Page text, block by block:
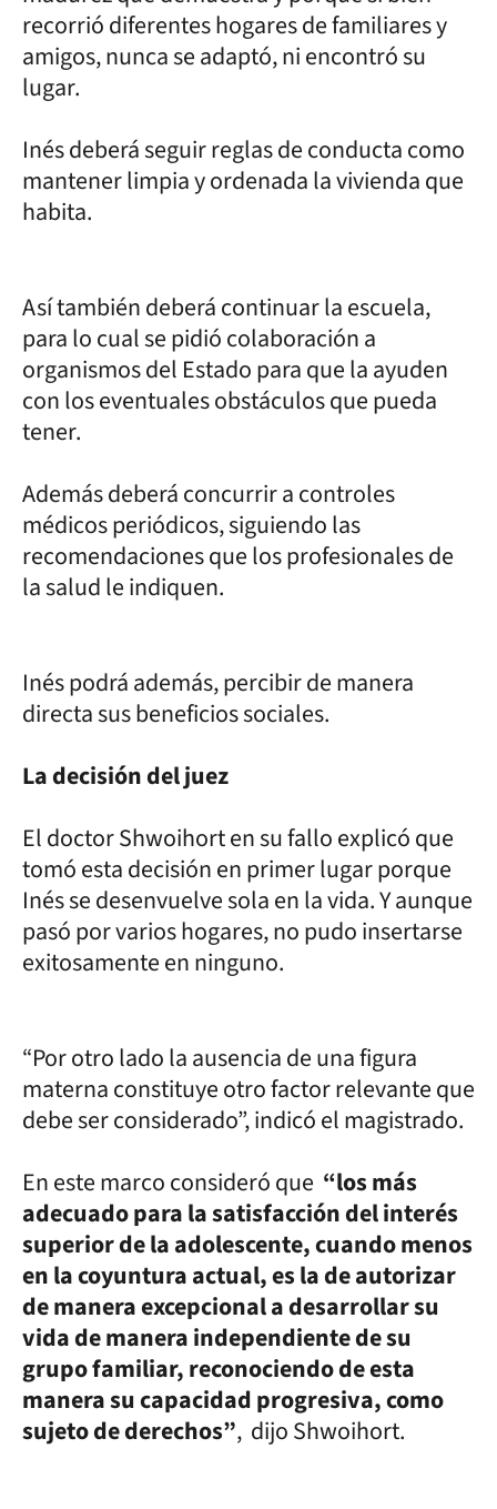
recorrió diferentes hogares de familiares y
amigos, nunca se adaptó, ni encontró su
lugar.
Inés deberá seguir reglas de conducta como
mantener limpia y ordenada la vivienda que
habita.
Así también deberá continuar la escuela,
para lo cual se pidió colaboración a
organismos del Estado para que la ayuden
con los eventuales obstáculos que pueda
tener.
Además deberá concurrir a controles
médicos periódicos, siguiendo las
recomendaciones que los profesionales de
la salud le indiquen.
Inés podrá además, percibir de manera
directa sus beneficios sociales.
La decisión del juez
El doctor Shwoihort en su fallo explicó que
tomó esta decisión en primer lugar porque
Inés se desenvuelve sola en la vida. Y aunque
pasó por varios hogares, no pudo insertarse
exitosamente en ninguno.
“Por otro lado la ausencia de una figura
materna constituye otro factor relevante que
debe ser considerado”, indicó el magistrado.
En este marco consideró que “los más
adecuado para la satisfacción del interés
superior de la adolescente, cuando menos
en la coyuntura actual, es la de autorizar
de manera excepcional a desarrollar su
vida de manera independiente de su
grupo familiar, reconociendo de esta
manera su capacidad progresiva, como
sujeto de derechos”, dijo Shwoihort.